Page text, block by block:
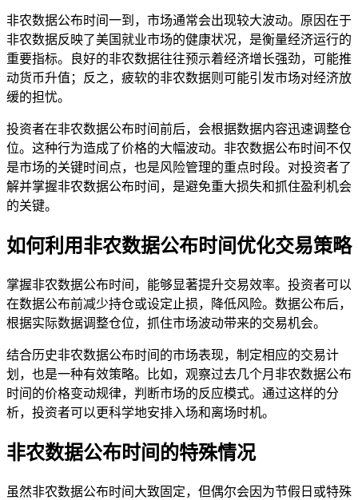
非农数据公布时间一到，市场通常会出现较大波动。原因在于
非农数据反映了美国就业市场的健康状况，是衡量经济运行的
重要指标。良好的非农数据往往预示着经济增长强劲，可能推
动货币升值；反之，疲软的非农数据则可能引发市场对经济放
缓的担忧。
投资者在非农数据公布时间前后，会根据数据内容迅速调整仓
位。这种行为造成了价格的大幅波动。非农数据公布时间不仅
是市场的关键时间点，也是风险管理的重点时段。对投资者了
解并掌握非农数据公布时间，是避免重大损失和抓住盈利机会
的关键。
如何利用非农数据公布时间优化交易策略
掌握非农数据公布时间，能够显著提升交易效率。投资者可以
在数据公布前减少持仓或设定止损，降低风险。数据公布后，
根据实际数据调整仓位，抓住市场波动带来的交易机会。
结合历史非农数据公布时间的市场表现，制定相应的交易计
划，也是一种有效策略。比如，观察过去几个月非农数据公布
时间的价格变动规律，判断市场的反应模式。通过这样的分
析，投资者可以更科学地安排入场和离场时机。
非农数据公布时间的特殊情况
虽然非农数据公布时间大致固定，但偶尔会因为节假日或特殊